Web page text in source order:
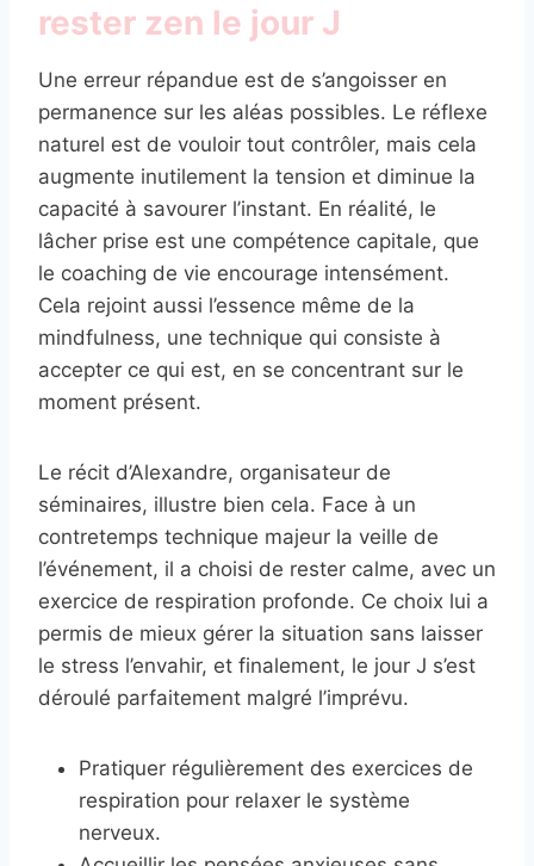
rester zen le jour J
Une erreur répandue est de s’angoisser en
permanence sur les aléas possibles. Le réflexe
naturel est de vouloir tout contrôler, mais cela
augmente inutilement la tension et diminue la
capacité à savourer l’instant. En réalité, le
lâcher prise est une compétence capitale, que
le coaching de vie encourage intensément.
Cela rejoint aussi l’essence même de la
mindfulness, une technique qui consiste à
accepter ce qui est, en se concentrant sur le
moment présent.
Le récit d’Alexandre, organisateur de
séminaires, illustre bien cela. Face à un
contretemps technique majeur la veille de
l’événement, il a choisi de rester calme, avec un
exercice de respiration profonde. Ce choix lui a
permis de mieux gérer la situation sans laisser
le stress l’envahir, et finalement, le jour J s’est
déroulé parfaitement malgré l’imprévu.
Pratiquer régulièrement des exercices de
respiration pour relaxer le système
nerveux.